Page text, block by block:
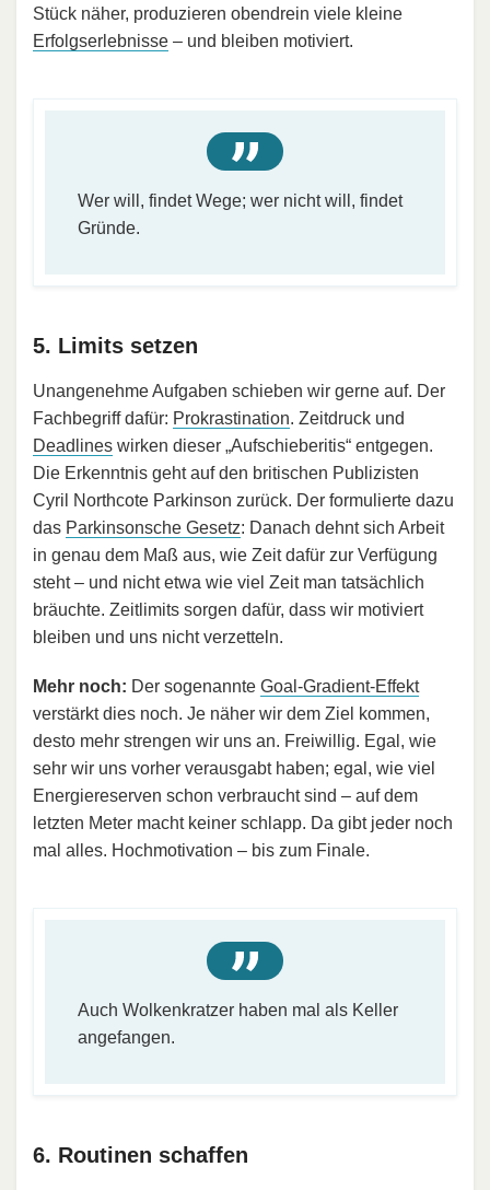
Stück näher, produzieren obendrein viele kleine
Erfolgserlebnisse – und bleiben motiviert.
Wer will, findet Wege; wer nicht will, findet
Gründe.
5. Limits setzen
Unangenehme Aufgaben schieben wir gerne auf. Der
Fachbegriff dafür: Prokrastination. Zeitdruck und
Deadlines wirken dieser „Aufschieberitis“ entgegen.
Die Erkenntnis geht auf den britischen Publizisten
Cyril Northcote Parkinson zurück. Der formulierte dazu
das Parkinsonsche Gesetz: Danach dehnt sich Arbeit
in genau dem Maß aus, wie Zeit dafür zur Verfügung
steht – und nicht etwa wie viel Zeit man tatsächlich
bräuchte. Zeitlimits sorgen dafür, dass wir motiviert
bleiben und uns nicht verzetteln.
Mehr noch: Der sogenannte Goal-Gradient-Effekt
verstärkt dies noch. Je näher wir dem Ziel kommen,
desto mehr strengen wir uns an. Freiwillig. Egal, wie
sehr wir uns vorher verausgabt haben; egal, wie viel
Energiereserven schon verbraucht sind – auf dem
letzten Meter macht keiner schlapp. Da gibt jeder noch
mal alles. Hochmotivation – bis zum Finale.
Auch Wolkenkratzer haben mal als Keller
angefangen.
6. Routinen schaffen